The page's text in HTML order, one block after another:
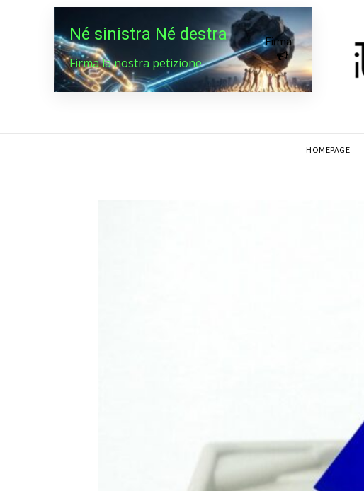
Né sinistra Né destra
Firma la nostra petizione
Firma
HOMEPAGE